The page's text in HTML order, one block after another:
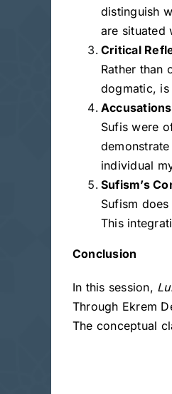
distinguish
are situated
Critical
Rather than
dogmatic,
Sufis were
individual
Sufism’s
Sufism
This
Conclusion
In this session,
Through Ekrem
The conceptual